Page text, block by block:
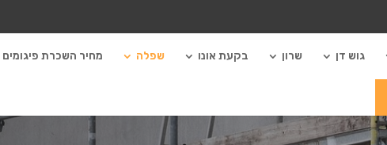
גוש דן שרון בקעת אונו שפלה מחיר השכרת פיגומים